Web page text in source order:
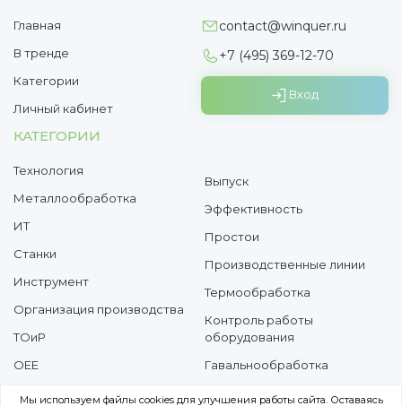
Мы используем файлы cookies для улучшения работы сайта. Оставаясь
Главная
В тренде
Категории
Личный кабинет
КАТЕГОРИИ
Технология
Металлообработка
ИТ
Cтанки
Инструмент
Организация производства
ТОиР
OEE
Выпуск
Эффективность
Простои
Производственные линии
Термообработка
Контроль работы
оборудования
Гавальнообработка
contact@winquer.ru
+7 (495) 369-12-70
Вход